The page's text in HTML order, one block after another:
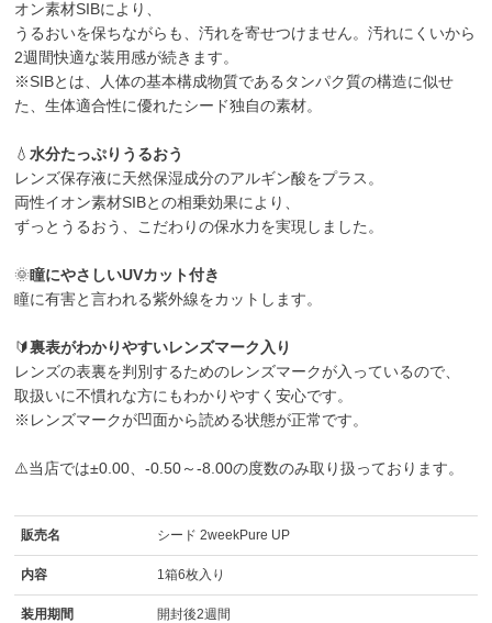
オン素材SIBにより、
うるおいを保ちながらも、汚れを寄せつけません。汚れにくいから
2週間快適な装用感が続きます。
※SIBとは、人体の基本構成物質であるタンパク質の構造に似せ
た、生体適合性に優れたシード独自の素材。
💧 水分たっぷりうるおう
レンズ保存液に天然保湿成分のアルギン酸をプラス。
両性イオン素材SIBとの相乗効果により、
ずっとうるおう、こだわりの保水力を実現しました。
🌞瞳にやさしいUVカット付き
瞳に有害と言われる紫外線をカットします。
🔰裏表がわかりやすいレンズマーク入り
レンズの表裏を判別するためのレンズマークが入っているので、
取扱いに不慣れな方にもわかりやすく安心です。
※レンズマークが凹面から読める状態が正常です。
⚠️当店では±0.00、-0.50～-8.00の度数のみ取り扱っております。
販売名 シード 2weekPure UP
内容 1箱6枚入り
装用期間 開封後2週間